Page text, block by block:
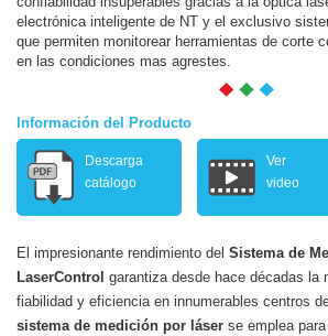
electrónica inteligente de NT y el exclusivo
que permiten monitorear herramientas de corte
en las condiciones mas agrestes.
Información del Producto
Descarga
catálogo
Ver
video
El impresionante rendimiento del Sistema de
LaserControl garantiza desde hace décadas la
fiabilidad y eficiencia en innumerables centros
sistema de medición por láser se emplea